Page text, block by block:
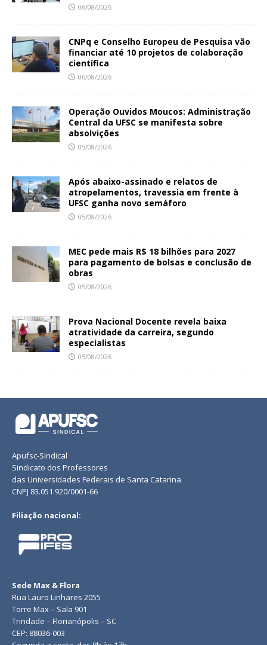
06/08/2026
CNPq e Conselho Europeu de Pesquisa vão
financiar até 10 projetos de colaboração
científica
06/08/2026
Operação Ouvidos Moucos: Administração
Central da UFSC se manifesta sobre
absolvições
05/08/2026
Após abaixo-assinado e relatos de
atropelamentos, travessia em frente à
UFSC ganha novo semáforo
05/08/2026
MEC pede mais R$ 18 bilhões para 2027
para pagamento de bolsas e conclusão de
obras
05/08/2026
Prova Nacional Docente revela baixa
atratividade da carreira, segundo
especialistas
05/08/2026
Apufsc-Sindical
Sindicato dos Professores
das Universidades Federais de Santa Catarina
CNPJ 83.051.920/0001-66
Filiação nacional:
Sede Max & Flora
Rua Lauro Linhares 2055
Torre Max – Sala 901
Trindade – Florianópolis – SC
CEP: 88036-003